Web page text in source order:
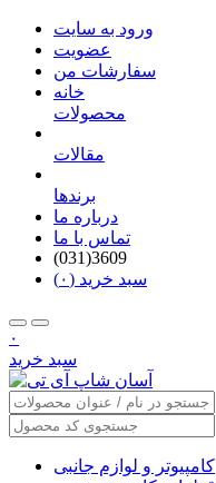
ورود به سایت
عضویت
سفارشات من
خانه
محصولات
مقالات
برندها
درباره ما
تماس با ما
(031)3609
سبد خرید (۰)
۰
سبد خرید
کامپیوتر و لوازم جانبی